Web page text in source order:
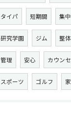
タイパ 短期間 集中
研究学園 ジム 整体
管理 安心 カウン
スポーツ ゴルフ